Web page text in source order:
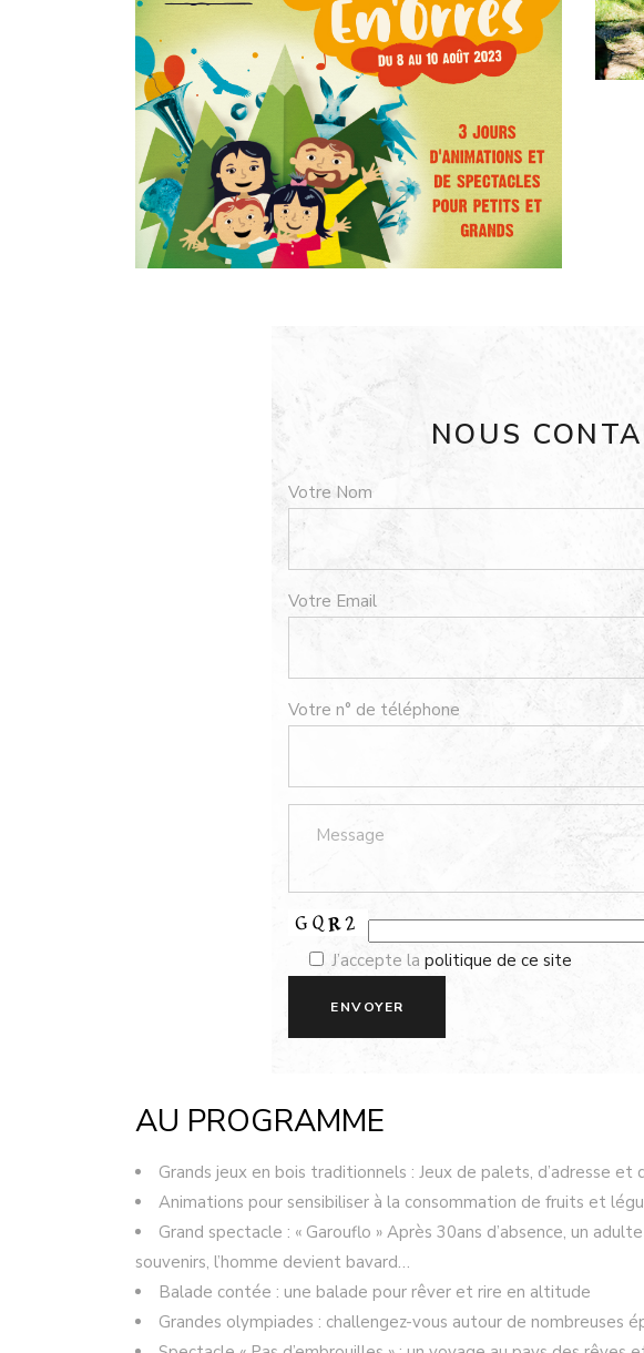
NOUS
Votre Nom
Votre Email
Votre n° de téléphone
J’accepte lapolitique de ce site
AU PROGRAMME
Grands jeux en bois traditionnels : Jeux de palets, d’adresse et
Animations pour sensibiliser à la consommation de fruits et
Grand spectacle : « Garouflo » Après 30ans d’absence, un
souvenirs, l’homme devient bavard…
Balade contée : une balade pour rêver et rire en altitude
Grandes olympiades : challengez-vous autour de nombreuses